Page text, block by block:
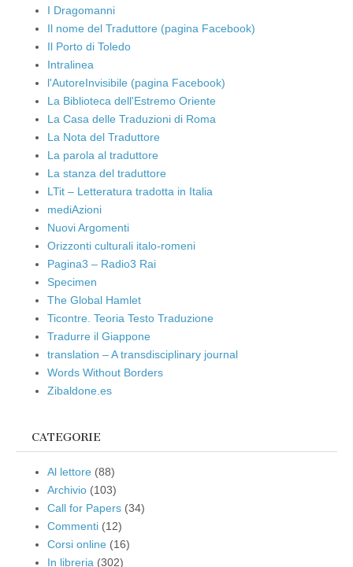
I Dragomanni
Il nome del Traduttore (pagina Facebook)
Il Porto di Toledo
Intralinea
l'AutoreInvisibile (pagina Facebook)
La Biblioteca dell'Estremo Oriente
La Casa delle Traduzioni di Roma
La Nota del Traduttore
La parola al traduttore
La stanza del traduttore
LTit – Letteratura tradotta in Italia
mediAzioni
Nuovi Argomenti
Orizzonti culturali italo-romeni
Pagina3 – Radio3 Rai
Specimen
The Global Hamlet
Ticontre. Teoria Testo Traduzione
Tradurre il Giappone
translation – A transdisciplinary journal
Words Without Borders
Zibaldone.es
CATEGORIE
Al lettore (88)
Archivio (103)
Call for Papers (34)
Commenti (12)
Corsi online (16)
In libreria (302)